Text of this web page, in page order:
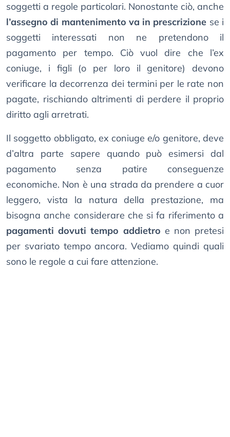
soggetti a regole particolari. Nonostante ciò, anche
l’assegno di mantenimento va in prescrizione se i
soggetti interessati non ne pretendono il
pagamento per tempo. Ciò vuol dire che l’ex
coniuge, i figli (o per loro il genitore) devono
verificare la decorrenza dei termini per le rate non
pagate, rischiando altrimenti di perdere il proprio
diritto agli arretrati.
Il soggetto obbligato, ex coniuge e/o genitore, deve
d’altra parte sapere quando può esimersi dal
pagamento senza patire conseguenze
economiche. Non è una strada da prendere a cuor
leggero, vista la natura della prestazione, ma
bisogna anche considerare che si fa riferimento a
pagamenti dovuti tempo addietro e non pretesi
per svariato tempo ancora. Vediamo quindi quali
sono le regole a cui fare attenzione.